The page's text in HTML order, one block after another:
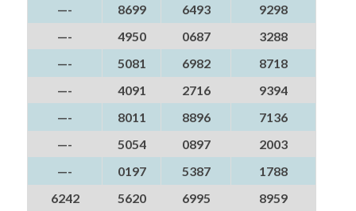
—-
8699 6493
9298
—-
4950 0687
3288
—-
5081 6982
8718
—-
4091 2716
9394
—-
8011 8896
7136
—-
5054 0897
2003
—-
0197 5387
1788
6242
5620 6995
8959